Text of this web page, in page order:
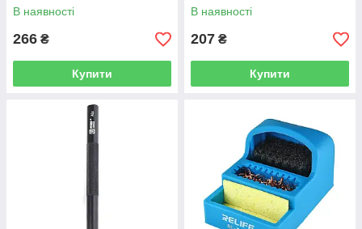
В наявності
266 ₴
Купити
В наявності
207 ₴
Купити